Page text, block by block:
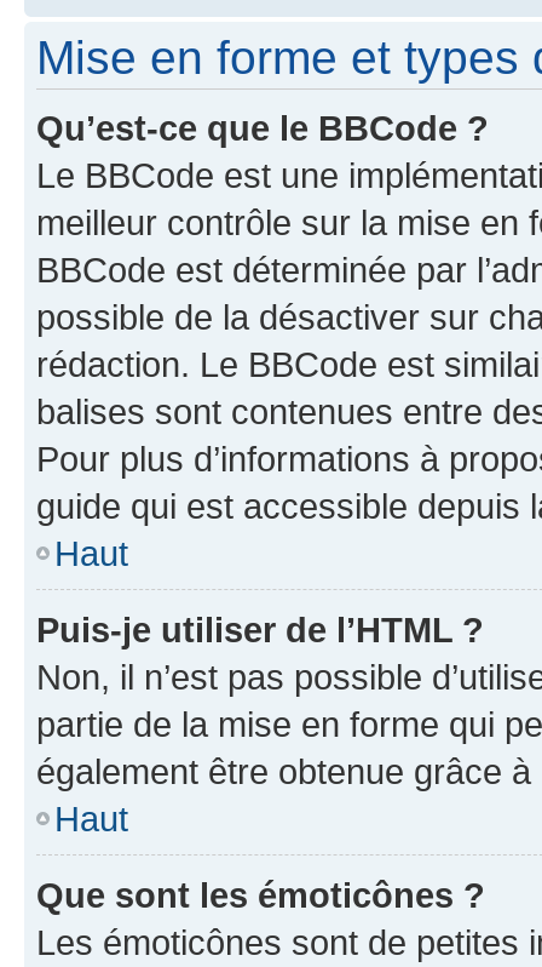
Mise en forme et types
Qu’est-ce que le BBCode ?
Le BBCode est une
meilleur contrôle sur la mise en
BBCode est déterminée par
possible de la désactiver sur
rédaction. Le BBCode est
balises sont contenues entre
Pour plus d’informations à
guide qui est accessible depuis
Haut
Puis-je utiliser de l’HTML ?
Non, il n’est pas possible
partie de la mise en forme qui
également être obtenue grâce à
Haut
Que sont les émoticônes ?
Les émoticônes sont de petites